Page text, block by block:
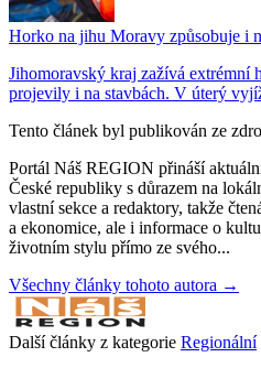
Horko na jihu Moravy způsobuje i
Jihomoravský kraj zažívá extrémní
projevily i na stavbách. V úterý
Tento článek byl publikován ze
Portál Náš REGION přináší
České republiky s důrazem na
vlastní sekce a redaktory, takže
a ekonomice, ale i informace o
životním stylu přímo ze svého...
Všechny články tohoto autora →
Další články z kategorie Regionální